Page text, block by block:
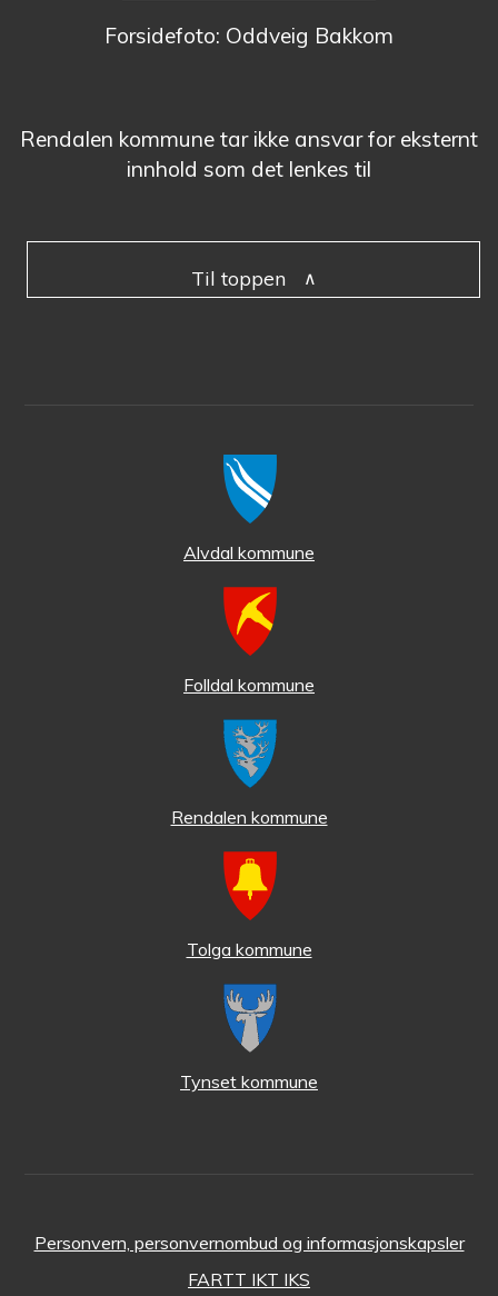
Forsidefoto: Oddveig Bakkom
Rendalen kommune tar ikke ansvar for eksternt
innhold som det lenkes til
Til toppen
Alvdal kommune
Folldal kommune
Rendalen kommune
Tolga kommune
Tynset kommune
Personvern, personvernombud og informasjonskapsler
FARTT IKT IKS